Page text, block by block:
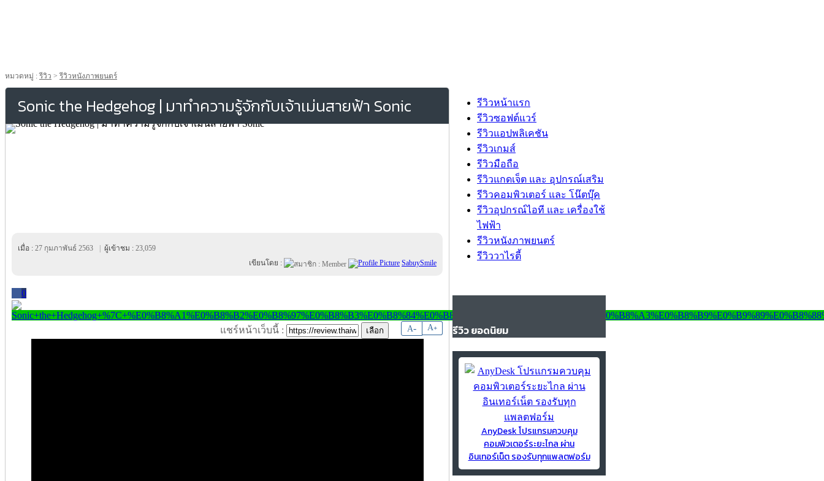
หมวดหมู่ :รีวิว >รีวิวหนังภาพยนตร์
Sonic the Hedgehog | มาทำความรู้จักกับเจ้าเม่นสายฟ้า Sonic
เมื่อ : 27 กุมภาพันธ์ 2563 ผู้เข้าชม : 23,059
เขียนโดย :
SabuySmile
0
A- A+
แชร์หน้าเว็บนี้ :
รีวิวหน้าแรก
รีวิวซอฟต์แวร์
รีวิวแอปพลิเคชัน
รีวิวเกมส์
รีวิวมือถือ
รีวิวแกดเจ็ต และ อุปกรณ์เสริม
รีวิวคอมพิวเตอร์ และ โน๊ตบุ๊ค
รีวิวอุปกรณ์ไอที และ เครื่องใช้
ไฟฟ้า
รีวิวหนังภาพยนตร์
รีวิววาไรตี้
รีวิว ยอดนิยม
AnyDesk โปรแกรมควบคุม
คอมพิวเตอร์ระยะไกล ผ่าน
อินเทอร์เน็ต รองรับทุกแพลตฟอร์ม